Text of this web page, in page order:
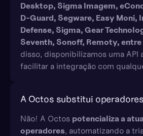
Desktop, Sigma Imagem,
D-Guard, Segware, Easy Moni,
Defense, Sigma, Gear
Seventh, Sonoff, Remoty,
disso, disponibilizamos uma API
facilitar a integração com
A Octos substitui
Não! A Octos potencializa a
operadores, automatizando a